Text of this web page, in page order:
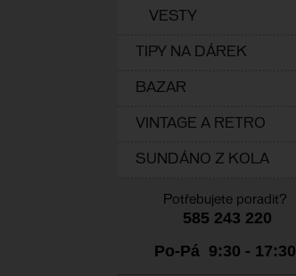
VESTY
TIPY NA DÁREK
BAZAR
VINTAGE A RETRO
SUNDÁNO Z KOLA
Potřebujete poradit?
585 243 220
Po-Pá 9:30 - 17:30